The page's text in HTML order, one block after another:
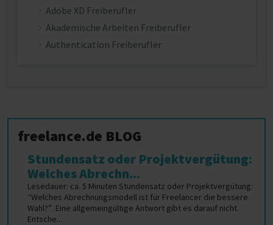
Adobe XD Freiberufler
Akademische Arbeiten Freiberufler
Authentication Freiberufler
freelance.de BLOG
Stundensatz oder Projektvergütung:
Welches Abrechn...
Lesedauer: ca. 5 Minuten Stundensatz oder Projektvergütung:
“Welches Abrechnungsmodell ist für Freelancer die bessere
Wahl?”. Eine allgemeingültige Antwort gibt es darauf nicht.
Entsche...